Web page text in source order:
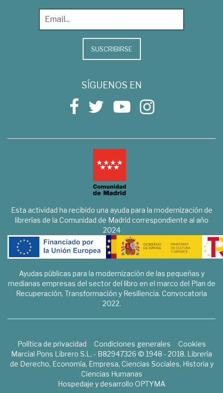
SUSCRIBIRSE
SÍGUENOS EN
Esta actividad ha recibido una ayuda para la modernización de
librerías de la Comunidad de Madrid correspondiente al año
2024
Ayudas públicas para la modernización de las pequeñas y
medianas empresas del sector del libro en el marco del Plan de
Recuperación, Transformación y Resiliencia. Convocatoria
2022.
Política de privacidad Condiciones generales
Cookies
Marcial Pons Librero S.L. - B82947326 © 1948 - 2018. Librería
de Derecho, Economía, Empresa, Ciencias Sociales, Historia y
Ciencias Humanas
Hospedaje y desarrollo OPTYMA